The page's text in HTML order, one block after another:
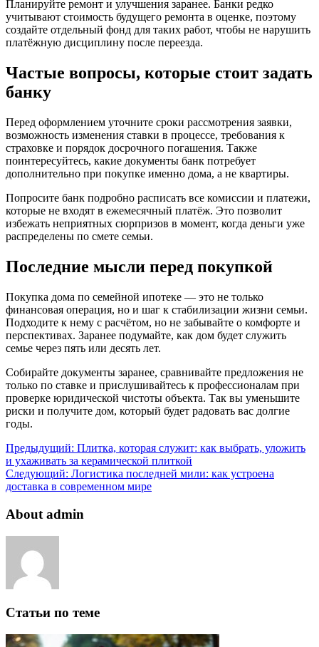
Планируйте ремонт и улучшения заранее. Банки редко
учитывают стоимость будущего ремонта в оценке, поэтому
создайте отдельный фонд для таких работ, чтобы не нарушить
платёжную дисциплину после переезда.
Частые вопросы, которые стоит задать
банку
Перед оформлением уточните сроки рассмотрения заявки,
возможность изменения ставки в процессе, требования к
страховке и порядок досрочного погашения. Также
поинтересуйтесь, какие документы банк потребует
дополнительно при покупке именно дома, а не квартиры.
Попросите банк подробно расписать все комиссии и платежи,
которые не входят в ежемесячный платёж. Это позволит
избежать неприятных сюрпризов в момент, когда деньги уже
распределены по смете семьи.
Последние мысли перед покупкой
Покупка дома по семейной ипотеке — это не только
финансовая операция, но и шаг к стабилизации жизни семьи.
Подходите к нему с расчётом, но не забывайте о комфорте и
перспективах. Заранее подумайте, как дом будет служить
семье через пять или десять лет.
Собирайте документы заранее, сравнивайте предложения не
только по ставке и прислушивайтесь к профессионалам при
проверке юридической чистоты объекта. Так вы уменьшите
риски и получите дом, который будет радовать вас долгие
годы.
Предыдущий: Плитка, которая служит: как выбрать, уложить
и ухаживать за керамической плиткой
Следующий: Логистика последней мили: как устроена
доставка в современном мире
About admin
Статьи по теме